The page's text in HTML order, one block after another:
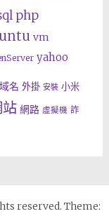
php
vm
yahoo
域名 外掛 安裝 小米
網路 虛擬機 詐
reserved. Theme: